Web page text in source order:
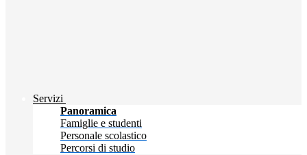
Servizi
Panoramica
Famiglie e studenti
Personale scolastico
Percorsi di studio